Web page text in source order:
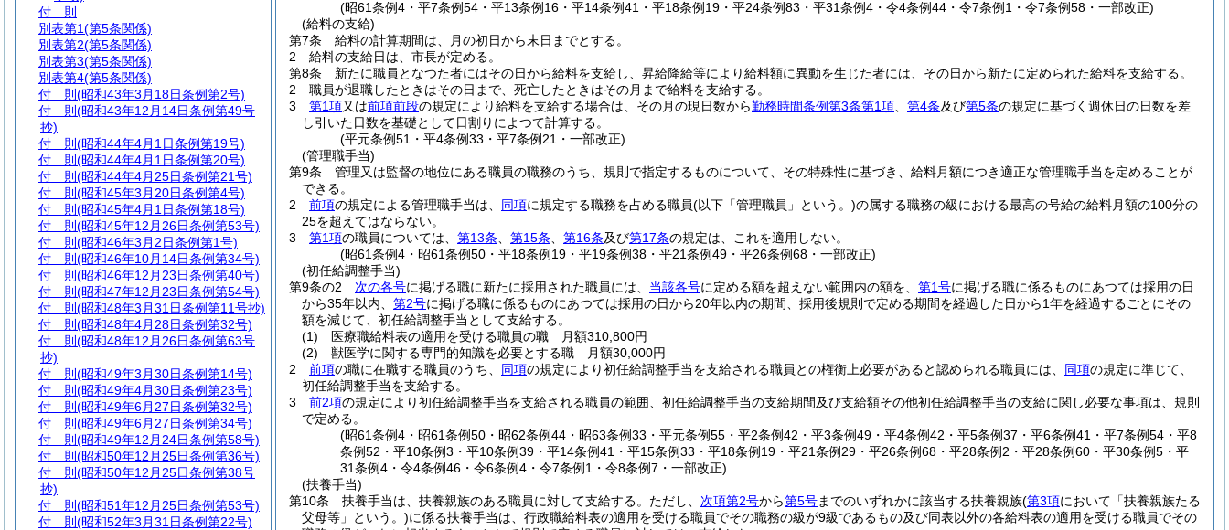
(昭61条例4・平7条例54・平13条例16・平14条例41・平18条例19・平24条例83・平31条例4・令4条例44・令7条例1・令7条例58・一部改正)
(給料の支給)
第7条
給料の計算期間は、月の初日から末日までとする。
2
給料の支給日は、市長が定める。
第8条
新たに職員となつた者にはその日から給料を支給し、昇給降給等により給料額に異動を生じた者には、その日から新たに定められた給料を支給する。
2
職員が退職したときはその日まで、死亡したときはその月まで給料を支給する。
3
第1項又は前項前段の規定により給料を支給する場合は、その月の現日数から勤務時間条例第3条第1項 第4条及び第5条の規定に基づく週休日の日数を差
し引いた日数を基礎として日割りによつて計算する。
(平元条例51・平4条例33・平7条例21・一部改正)
(管理職手当)
第9条
管理又は監督の地位にある職員の職務のうち、規則で指定するものについて、その特殊性に基づき、給料月額につき適正な管理職手当を定めることが
できる。
2
前項の規定による管理職手当は、 同項に規定する職務を占める職員(以下「管理職員」という。)の属する職務の級における最高の号給の給料月額の100分の
25を超えてはならない。
3
第1項の職員については、 第13条 第15条 第16条及び第17条の規定は、これを適用しない。
(昭61条例4・昭61条例50・平18条例19・平19条例38・平21条例49・平26条例68・一部改正)
(初任給調整手当)
第9条の2
次の各号に掲げる職に新たに採用された職員には、 当該各号に定める額を超えない範囲内の額を、 第1号に掲げる職に係るものにあつては採用の日
から35年以内、 第2号に掲げる職に係るものにあつては採用の日から20年以内の期間、採用後規則で定める期間を経過した日から1年を経過するごとにその
額を減じて、初任給調整手当として支給する。
(1)
医療職給料表の適用を受ける職員の職 月額310,800円
(2)
獣医学に関する専門的知識を必要とする職 月額30,000円
2
前項の職に在職する職員のうち、 同項の規定により初任給調整手当を支給される職員との権衡上必要があると認められる職員には、 同項の規定に準じて、
初任給調整手当を支給する。
3
前2項の規定により初任給調整手当を支給される職員の範囲、初任給調整手当の支給期間及び支給額その他初任給調整手当の支給に関し必要な事項は、規則
で定める。
(昭61条例4・昭61条例50・昭62条例44・昭63条例33・平元条例55・平2条例42・平3条例49・平4条例42・平5条例37・平6条例41・平7条例54・平8
条例52・平10条例3・平10条例39・平14条例41・平15条例33・平18条例19・平21条例29・平26条例68・平28条例2・平28条例60・平30条例5・平
31条例4・令4条例46・令6条例4・令7条例1・令8条例7・一部改正)
(扶養手当)
第10条
扶養手当は、扶養親族のある職員に対して支給する。 ただし、 次項第2号から第5号までのいずれかに該当する扶養親族(第3項において「扶養親族たる
父母等」という。)に係る扶養手当は、行政職給料表の適用を受ける職員でその職務の級が9級であるもの及び同表以外の各給料表の適用を受ける職員でその
付 則
別表第1(第5条関係)
別表第2(第5条関係)
別表第3(第5条関係)
別表第4(第5条関係)
付 則 (昭和43年3月18日条例第2号)
付 則 (昭和43年12月14日条例第49号
抄)
付 則 (昭和44年4月1日条例第19号)
付 則 (昭和44年4月1日条例第20号)
付 則 (昭和44年4月25日条例第21号)
付 則 (昭和45年3月20日条例第4号)
付 則 (昭和45年4月1日条例第18号)
付 則 (昭和45年12月26日条例第53号)
付 則 (昭和46年3月2日条例第1号)
付 則 (昭和46年10月14日条例第34号)
付 則 (昭和46年12月23日条例第40号)
付 則 (昭和47年12月23日条例第54号)
付 則 (昭和48年3月31日条例第11号抄)
付 則 (昭和48年4月28日条例第32号)
付 則 (昭和48年12月26日条例第63号
抄)
付 則 (昭和49年3月30日条例第14号)
付 則 (昭和49年4月30日条例第23号)
付 則 (昭和49年6月27日条例第32号)
付 則 (昭和49年6月27日条例第34号)
付 則 (昭和49年12月24日条例第58号)
付 則 (昭和50年12月25日条例第36号)
付 則 (昭和50年12月25日条例第38号
抄)
付 則 (昭和51年12月25日条例第53号)
付 則 (昭和52年3月31日条例第22号)